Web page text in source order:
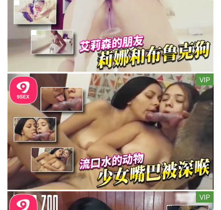
VIP
VIP